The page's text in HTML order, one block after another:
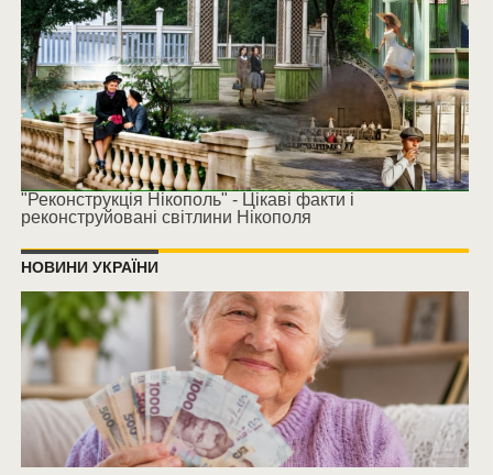
"Реконструкція Нікополь" - Цікаві факти і
реконструйовані світлини Нікополя
НОВИНИ УКРАЇНИ